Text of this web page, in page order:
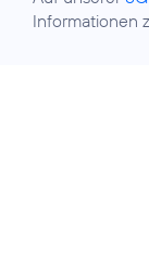
Informationen